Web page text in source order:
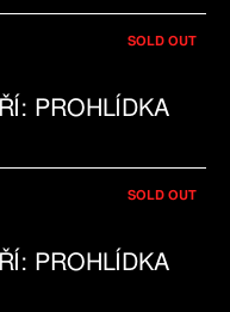
PROHLÍDKA
SOLD OUT
PROHLÍDKA
SOLD OUT